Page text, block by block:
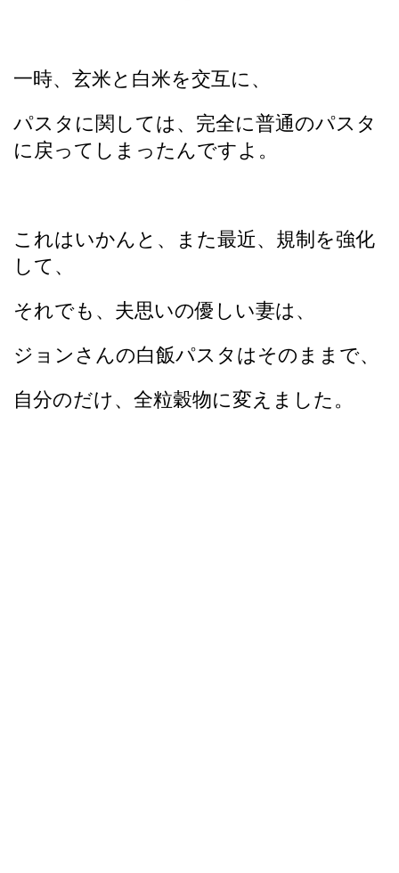
一時、玄米と白米を交互に、
パスタに関しては、完全に普通のパスタ
に戻ってしまったんですよ。
これはいかんと、また最近、規制を強化
して、
それでも、夫思いの優しい妻は、
ジョンさんの白飯パスタはそのままで、
自分のだけ、全粒穀物に変えました。